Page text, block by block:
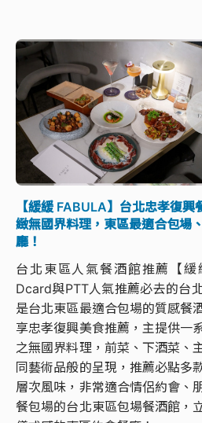
【緩緩 FABULA】台北忠孝復興
緻無國界料理，東區最適合包場
廳！
台北東區人氣餐酒館推薦【緩
Dcard與PTT人氣推薦必去的台
是台北東區最適合包場的質感餐
享忠孝復興美食推薦，主提供一
之無國界料理，前菜、下酒菜、
同藝術品般的呈現，推薦必點多
層次風味，非常適合情侶約會、
餐包場的台北東區包場餐酒館，